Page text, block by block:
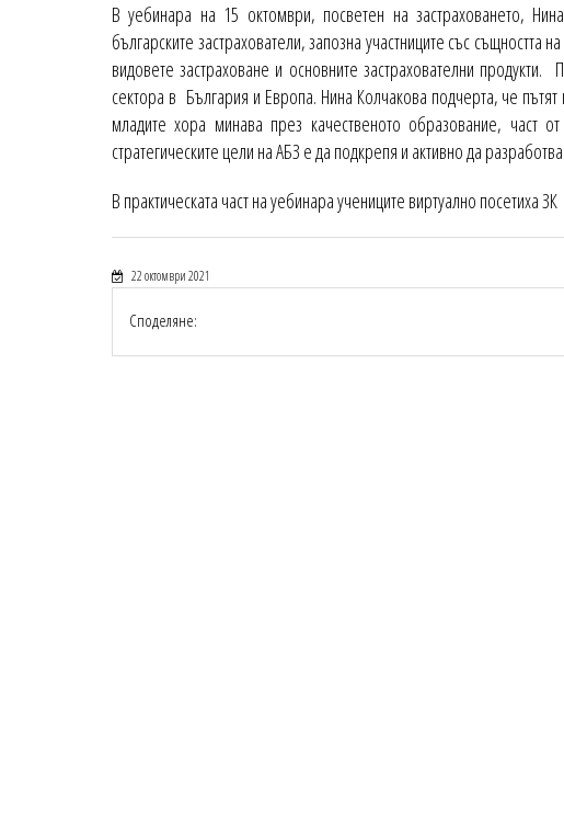
В уебинара на 15 октомври, посветен на застраховането,
българските застрахователи, запозна участниците със същността
видовете застраховане и основните застрахователни
сектора в България и Европа. Нина Колчакова подчерта, че
младите хора минава през качественото образование, част
стратегическите цели на АБЗ е да подкрепя и активно да
В практическата част на уебинара учениците виртуално посетиха
22 октомври 2021
Споделяне: